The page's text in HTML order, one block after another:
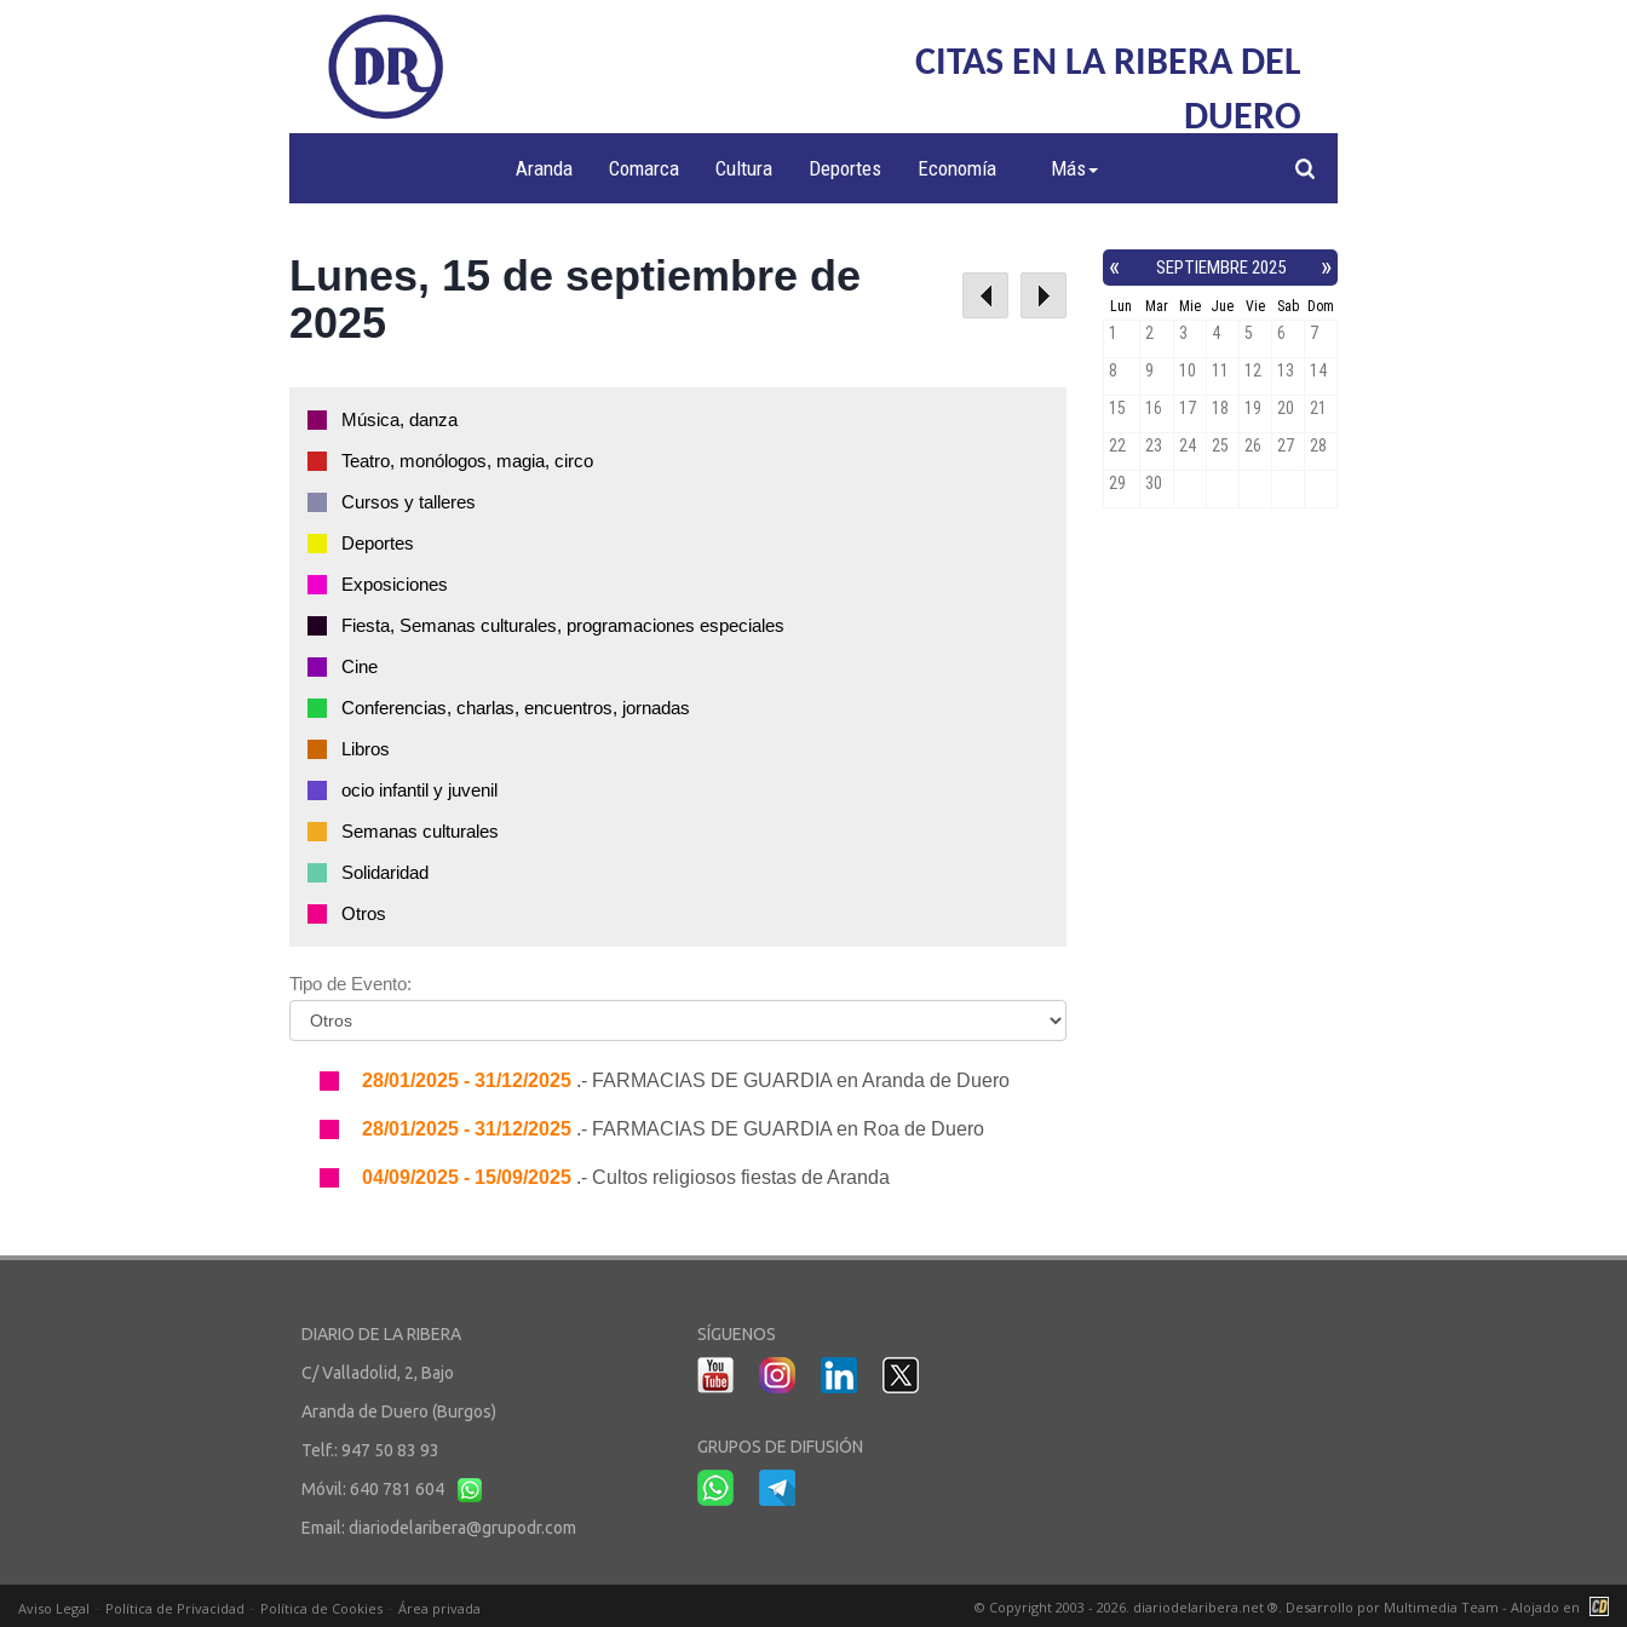
CITAS EN LA RIBERA DEL
DUERO
Aranda Comarca Cultura Deportes Economía Más
Lunes, 15 de septiembre de
2025
Música, danza
Teatro, monólogos, magia, circo
Cursos y talleres
Deportes
Exposiciones
Fiesta, Semanas culturales, programaciones especiales
Cine
Conferencias, charlas, encuentros, jornadas
Libros
ocio infantil y juvenil
Semanas culturales
Solidaridad
Otros
Tipo de Evento:
28/01/2025 - 31/12/2025 .- FARMACIAS DE GUARDIA en Aranda de Duero
28/01/2025 - 31/12/2025 .- FARMACIAS DE GUARDIA en Roa de Duero
04/09/2025 - 15/09/2025 .- Cultos religiosos fiestas de Aranda
DIARIO DE LA RIBERA
C/ Valladolid, 2, Bajo
Aranda de Duero (Burgos)
Telf.: 947 50 83 93
Móvil: 640 781 604
Email: diariodelaribera@grupodr.com
SÍGUENOS
GRUPOS DE DIFUSIÓN
Aviso Legal Política de Privacidad Política de Cookies Área privada © Copyright 2003 - 2026. diariodelaribera.net ®. Desarrollo por Multimedia Team - Alojado en